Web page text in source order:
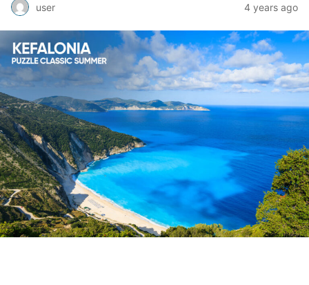
user 4 years ago